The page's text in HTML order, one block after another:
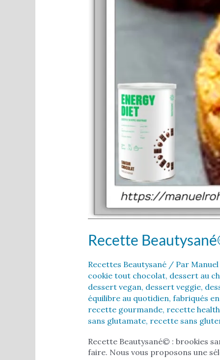
Recette
Recettes Beautysané/ Par
cookie tout chocolat, dessert au
dessert vegan, dessert veggie,
équilibre au quotidien, fabriqués
recette gourmande, recette
sans glutamate, recette sans
Recette Beautysané© : brookies
faire. Nous vous proposons une